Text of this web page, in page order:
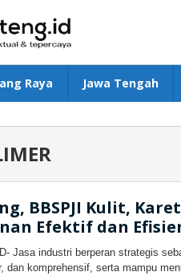
Raya Jawa Tengah
BBSPJI Kulit,
Efektif dan
Jasa industri berperan strategis
dan komprehensif, serta mampu